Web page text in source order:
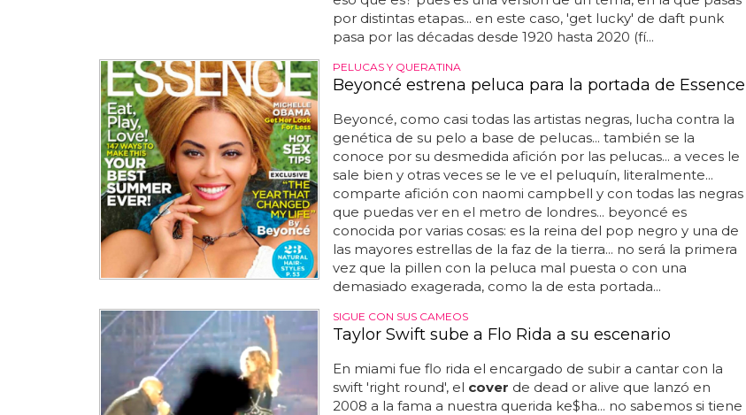
por distintas etapas... en este caso, 'get lucky' de daft punk
pasa por las décadas desde 1920 hasta 2020 (fí...
PELUCAS Y QUERATINA
Beyoncé estrena peluca para la portada de Essence
Beyoncé, como casi todas las artistas negras, lucha contra la
genética de su pelo a base de pelucas... también se la
conoce por su desmedida afición por las pelucas... a veces le
sale bien y otras veces se le ve el peluquín, literalmente...
comparte afición con naomi campbell y con todas las negras
que puedas ver en el metro de londres... beyoncé es
conocida por varias cosas: es la reina del pop negro y una de
las mayores estrellas de la faz de la tierra... no será la primera
vez que la pillen con la peluca mal puesta o con una
demasiado exagerada, como la de esta portada...
SIGUE CON SUS CAMEOS
Taylor Swift sube a Flo Rida a su escenario
En miami fue flo rida el encargado de subir a cantar con la
swift 'right round', el cover de dead or alive que lanzó en
2008 a la fama a nuestra querida ke$ha... no sabemos si tiene